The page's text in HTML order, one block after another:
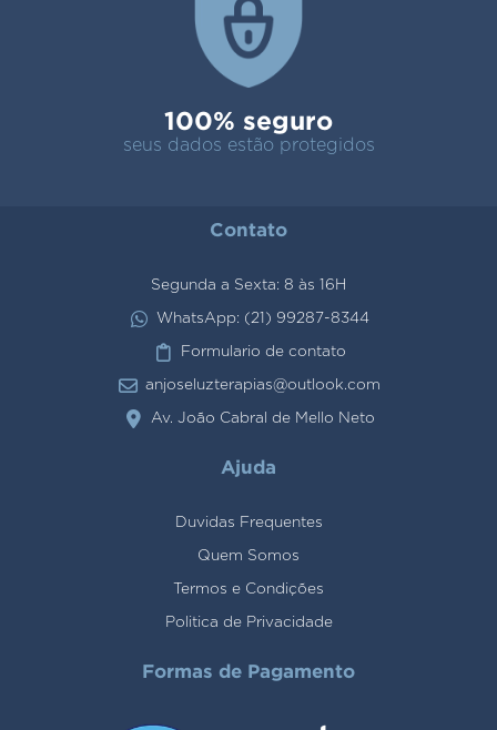
100% seguro
seus dados estão protegidos
Contato
Segunda a Sexta: 8 às 16H
WhatsApp: (21) 99287-8344
Formulario de contato
anjoseluzterapias@outlook.com
Av. João Cabral de Mello Neto
Ajuda
Duvidas Frequentes
Quem Somos
Termos e Condições
Politica de Privacidade
Formas de Pagamento